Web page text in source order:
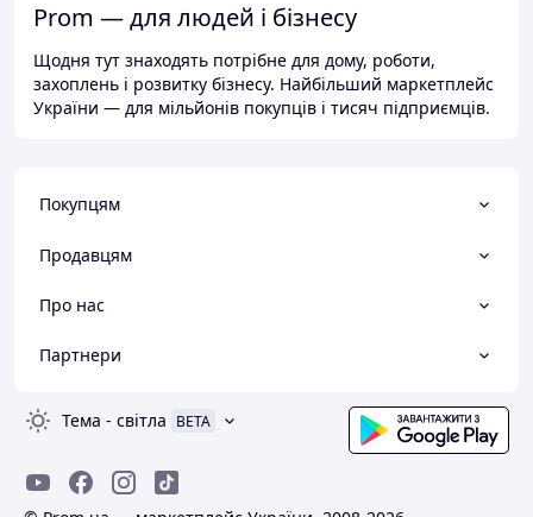
Prom — для людей і бізнесу
Щодня тут знаходять потрібне для дому, роботи,
захоплень і розвитку бізнесу. Найбільший маркетплейс
України — для мільйонів покупців і тисяч підприємців.
Покупцям
Продавцям
Про нас
Партнери
Тема - світла BETA